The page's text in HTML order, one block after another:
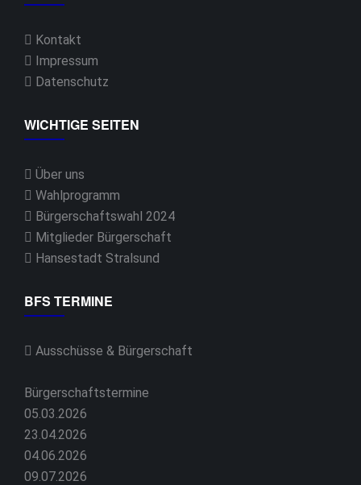
Kontakt
Impressum
Datenschutz
WICHTIGE SEITEN
Über uns
Wahlprogramm
Bürgerschaftswahl 2024
Mitglieder Bürgerschaft
Hansestadt Stralsund
BFS TERMINE
Ausschüsse & Bürgerschaft
Bürgerschaftstermine
05.03.2026
23.04.2026
04.06.2026
09.07.2026